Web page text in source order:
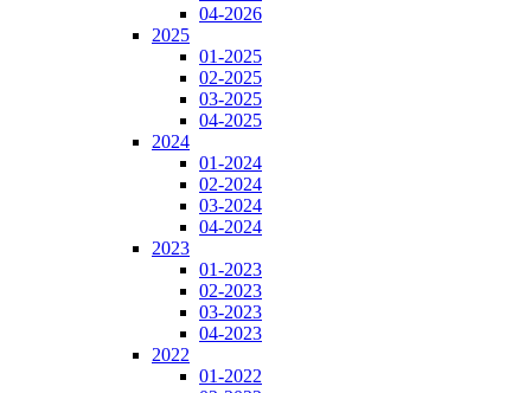
04-2026
2025
01-2025
02-2025
03-2025
04-2025
2024
01-2024
02-2024
03-2024
04-2024
2023
01-2023
02-2023
03-2023
04-2023
2022
01-2022